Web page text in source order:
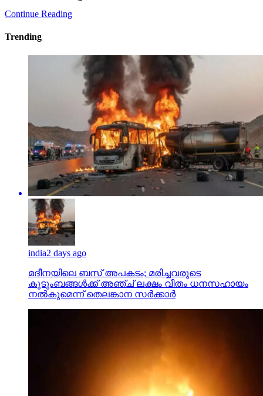
Continue Reading
Trending
india2 days ago
മദീനയിലെ ബസ് അപകടം; മരിച്ചവരുടെ
കുടുംബങ്ങള്‍ക്ക് അഞ്ച് ലക്ഷം വീതം ധനസഹായം
നല്‍കുമെന്ന് തെലങ്കാന സര്‍ക്കാര്‍